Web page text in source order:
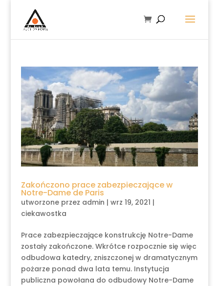
Zakończono prace zabezpieczające w
Notre-Dame de Paris
utworzone przez admin | wrz 19, 2021 |
ciekawostka
Prace zabezpieczające konstrukcję Notre-Dame
zostały zakończone. Wkrótce rozpocznie się więc
odbudowa katedry, zniszczonej w dramatycznym
pożarze ponad dwa lata temu. Instytucja
publiczna powołana do odbudowy Notre-Dame